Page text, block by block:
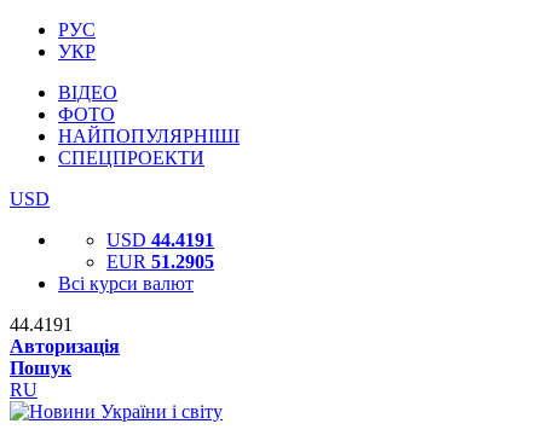
РУС
УКР
ВІДЕО
ФОТО
НАЙПОПУЛЯРНІШІ
СПЕЦПРОЕКТИ
USD
USD 44.4191
EUR 51.2905
Всі курси валют
44.4191
Авторизація
Пошук
RU